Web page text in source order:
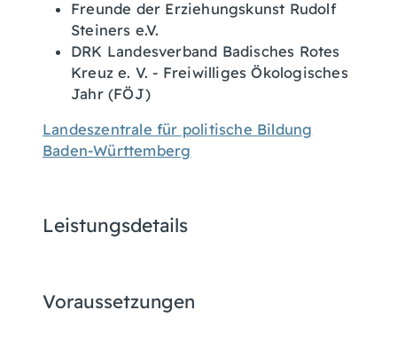
Freunde der Erziehungskunst Rudolf
Steiners e.V.
DRK Landesverband Badisches Rotes
Kreuz e. V. - Freiwilliges Ökologisches
Jahr (FÖJ)
Landeszentrale für politische Bildung
Baden-Württemberg
Leistungsdetails
Voraussetzungen